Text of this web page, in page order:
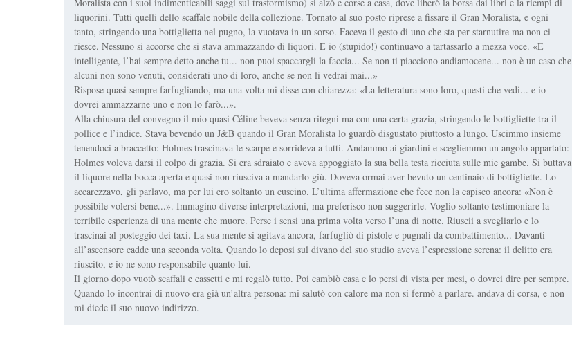
liquorini. Tutti quelli dello scaffale nobile della collezione. Tornato al suo posto riprese a fissare il Gran Moralista, e ogni
tanto, stringendo una bottiglietta nel pugno, la vuotava in un sorso. Faceva il gesto di uno che sta per starnutire ma non ci
riesce. Nessuno si accorse che si stava ammazzando di liquori. E io (stupido!) continuavo a tartassarlo a mezza voce. «E
intelligente, l’hai sempre detto anche tu... non puoi spaccargli la faccia... Se non ti piacciono andiamocene... non è un caso che
alcuni non sono venuti, considerati uno di loro, anche se non li vedrai mai...»
Rispose quasi sempre farfugliando, ma una volta mi disse con chiarezza: «La letteratura sono loro, questi che vedi... e io
dovrei ammazzarne uno e non lo farò...».
Alla chiusura del convegno il mio quasi Céline beveva senza ritegni ma con una certa grazia, stringendo le bottigliette tra il
pollice e l’indice. Stava bevendo un J&B quando il Gran Moralista lo guardò disgustato piuttosto a lungo. Uscimmo insieme
tenendoci a braccetto: Holmes trascinava le scarpe e sorrideva a tutti. Andammo ai giardini e scegliemmo un angolo appartato:
Holmes voleva darsi il colpo di grazia. Si era sdraiato e aveva appoggiato la sua bella testa ricciuta sulle mie gambe. Si buttava
il liquore nella bocca aperta e quasi non riusciva a mandarlo giù. Doveva ormai aver bevuto un centinaio di bottigliette. Lo
accarezzavo, gli parlavo, ma per lui ero soltanto un cuscino. L’ultima affermazione che fece non la capisco ancora: «Non è
possibile volersi bene...». Immagino diverse interpretazioni, ma preferisco non suggerirle. Voglio soltanto testimoniare la
terribile esperienza di una mente che muore. Perse i sensi una prima volta verso l’una di notte. Riuscii a svegliarlo e lo
trascinai al posteggio dei taxi. La sua mente si agitava ancora, farfugliò di pistole e pugnali da combattimento... Davanti
all’ascensore cadde una seconda volta. Quando lo deposi sul divano del suo studio aveva l’espressione serena: il delitto era
riuscito, e io ne sono responsabile quanto lui.
Il giorno dopo vuotò scaffali e cassetti e mi regalò tutto. Poi cambiò casa c lo persi di vista per mesi, o dovrei dire per sempre.
Quando lo incontrai di nuovo era già un’altra persona: mi salutò con calore ma non si fermò a parlare. andava di corsa, e non
mi diede il suo nuovo indirizzo.